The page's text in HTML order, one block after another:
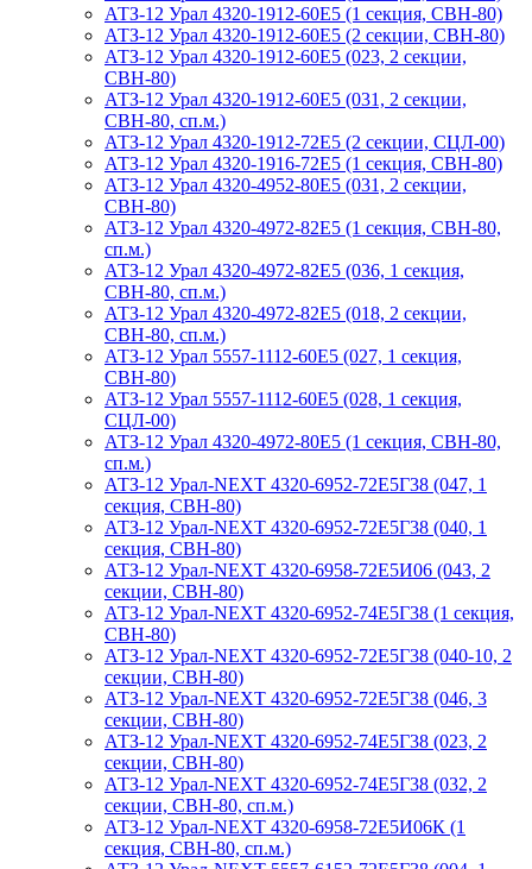
АТЗ-12 Урал 4320-1912-60Е5 (1 секция, СВН-80)
АТЗ-12 Урал 4320-1912-60Е5 (2 секции, СВН-80)
АТЗ-12 Урал 4320-1912-60Е5 (023, 2 секции,
СВН-80)
АТЗ-12 Урал 4320-1912-60Е5 (031, 2 секции,
СВН-80, сп.м.)
АТЗ-12 Урал 4320-1912-72Е5 (2 секции, СЦЛ-00)
АТЗ-12 Урал 4320-1916-72Е5 (1 секция, СВН-80)
АТЗ-12 Урал 4320-4952-80Е5 (031, 2 секции,
СВН-80)
АТЗ-12 Урал 4320-4972-82Е5 (1 секция, СВН-80,
сп.м.)
АТЗ-12 Урал 4320-4972-82Е5 (036, 1 секция,
СВН-80, сп.м.)
АТЗ-12 Урал 4320-4972-82Е5 (018, 2 секции,
СВН-80, сп.м.)
АТЗ-12 Урал 5557-1112-60Е5 (027, 1 секция,
СВН-80)
АТЗ-12 Урал 5557-1112-60Е5 (028, 1 секция,
СЦЛ-00)
АТЗ-12 Урал 4320-4972-80Е5 (1 секция, СВН-80,
сп.м.)
АТЗ-12 Урал-NEXT 4320-6952-72Е5Г38 (047, 1
секция, СВН-80)
АТЗ-12 Урал-NEXT 4320-6952-72Е5Г38 (040, 1
секция, СВН-80)
АТЗ-12 Урал-NEXT 4320-6958-72Е5И06 (043, 2
секции, СВН-80)
АТЗ-12 Урал-NEXT 4320-6952-74Е5Г38 (1 секция,
СВН-80)
АТЗ-12 Урал-NEXT 4320-6952-72Е5Г38 (040-10, 2
секции, СВН-80)
АТЗ-12 Урал-NEXT 4320-6952-72Е5Г38 (046, 3
секции, СВН-80)
АТЗ-12 Урал-NEXT 4320-6952-74Е5Г38 (023, 2
секции, СВН-80)
АТЗ-12 Урал-NEXT 4320-6952-74Е5Г38 (032, 2
секции, СВН-80, сп.м.)
АТЗ-12 Урал-NEXT 4320-6958-72Е5И06К (1
секция, СВН-80, сп.м.)